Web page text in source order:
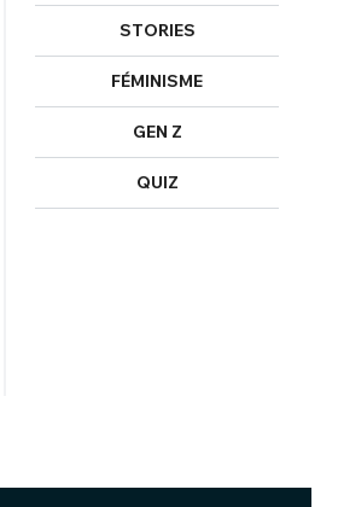
STORIES
FÉMINISME
GEN Z
QUIZ